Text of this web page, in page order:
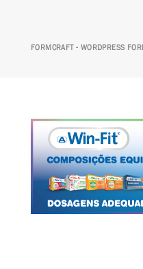
FORMCRAFT - WORDPRESS